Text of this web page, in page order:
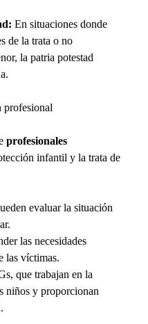
En situaciones donde
de la trata o no
la patria potestad
profesional
profesionales
infantil y la trata de
evaluar la situación
las necesidades
las víctimas.
que trabajan en la
niños y proporcionan